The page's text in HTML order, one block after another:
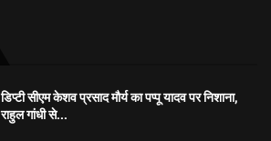
डिप्टी सीएम केशव प्रसाद मौर्य का पप्पू यादव पर निशाना,
राहुल गांधी से...